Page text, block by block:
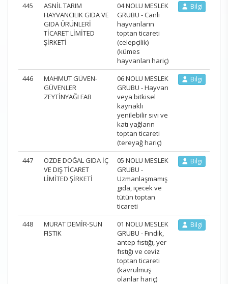
445
ASNİL TARIM
HAYVANCILIK GIDA VE
GIDA ÜRÜNLERİ
TİCARET LİMİTED
ŞİRKETİ
04 NOLU MESLEK
GRUBU - Canlı
hayvanların
toptan ticareti
(celepçilik)
(kümes
hayvanları hariç)
Bilgi
446
MAHMUT GÜVEN-
GÜVENLER
ZEYTİNYAĞI FAB
06 NOLU MESLEK
GRUBU - Hayvan
veya bitkisel
kaynaklı
yenilebilir sıvı ve
katı yağların
toptan ticareti
(tereyağ hariç)
Bilgi
447
ÖZDE DOĞAL GIDA İÇ
VE DIŞ TİCARET
LİMİTED ŞİRKETİ
05 NOLU MESLEK
GRUBU -
Uzmanlaşmamış
gıda, içecek ve
tütün toptan
ticareti
Bilgi
448
MURAT DEMİR-SUN
FISTIK
01 NOLU MESLEK
GRUBU - Fındık,
antep fıstığı, yer
fıstığı ve ceviz
toptan ticareti
(kavrulmuş
olanlar hariç)
Bilgi